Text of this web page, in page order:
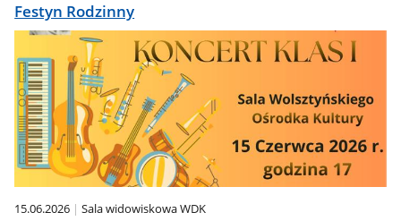
Festyn Rodzinny
15.06.2026 Sala widowiskowa WDK